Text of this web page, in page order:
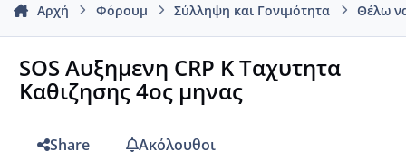
Αρχή Φόρουμ Σύλληψη και Γονιμότητα Θέλω
SOS Αυξημενη CRP K Ταχυτητα
Καθιζησης 4ος μηνας
Share
Ακόλουθοι